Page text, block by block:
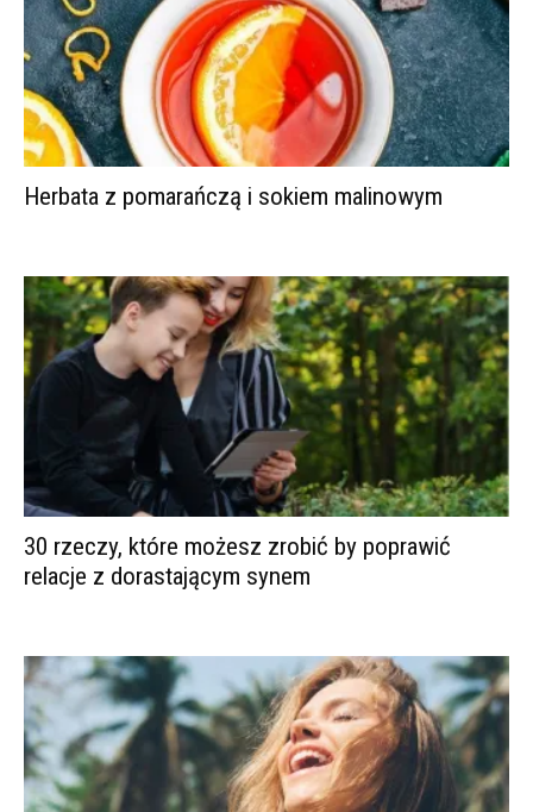
Herbata z pomarańczą i sokiem malinowym
30 rzeczy, które możesz zrobić by poprawić
relacje z dorastającym synem